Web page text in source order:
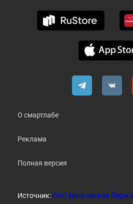
О смартлабе
Реклама
Полная версия
Источник: ПАО Московская Биржа